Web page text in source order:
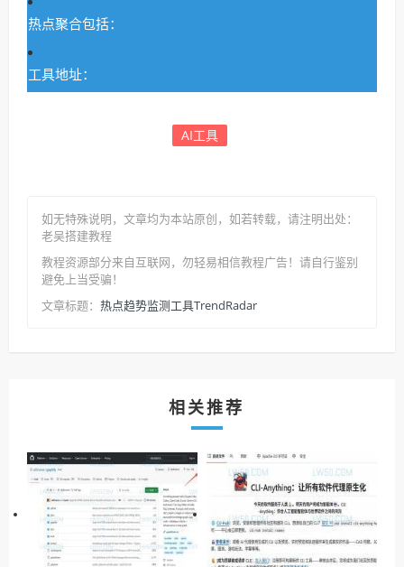
热点聚合包括：
工具地址：
AI工具
如无特殊说明，文章均为本站原创 ，如若转载，请注明出处：
老吴搭建教程
教程资源部分来自互联网，勿轻易相信教程广告！请自行鉴别
避免上当受骗！
文章标题： 热点趋势监测工具TrendRadar
相关推荐